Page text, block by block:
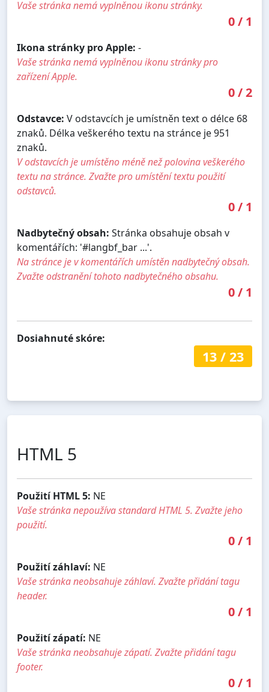
Vaše stránka nemá vyplněnou ikonu stránky.
0/ 1
Ikona stránky pro Apple: -
Vaše stránka nemá vyplněnou ikonu stránky pro
zařízení Apple.
0/2
Odstavce: V odstavcích je umístněn text o délce 68
znaků. Délka veškerého textu na stránce je 951
znaků.
V odstavcích je umístěno méně než polovina veškerého
textu na stránce. Zvažte pro umístění textu použití
odstavců.
0/ 1
Nadbytečný obsah: Stránka obsahuje obsah v
komentářích: '#langbf_bar ...'.
Na stránce je v komentářích umístěn nadbytečný obsah.
Zvažte odstranění tohoto nadbytečného obsahu.
0/ 1
Dosiahnuté skóre:
13/ 23
HTML 5
Použití HTML 5: NE
Vaše stránka nepoužíva standard HTML 5. Zvažte jeho
použití.
0/ 1
Použití záhlaví: NE
Vaše stránka neobsahuje záhlaví. Zvažte přidání tagu
header.
0/ 1
Použití zápatí: NE
Vaše stránka neobsahuje zápatí. Zvažte přidání tagu
footer.
0/ 1